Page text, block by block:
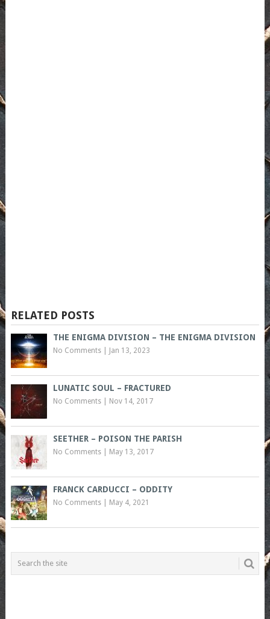
RELATED POSTS
THE ENIGMA DIVISION – THE ENIGMA DIVISION
No Comments| Jan 13, 2023
LUNATIC SOUL – FRACTURED
No Comments| Nov 14, 2017
SEETHER – POISON THE PARISH
No Comments| May 13, 2017
FRANCK CARDUCCI – ODDITY
No Comments| May 4, 2021